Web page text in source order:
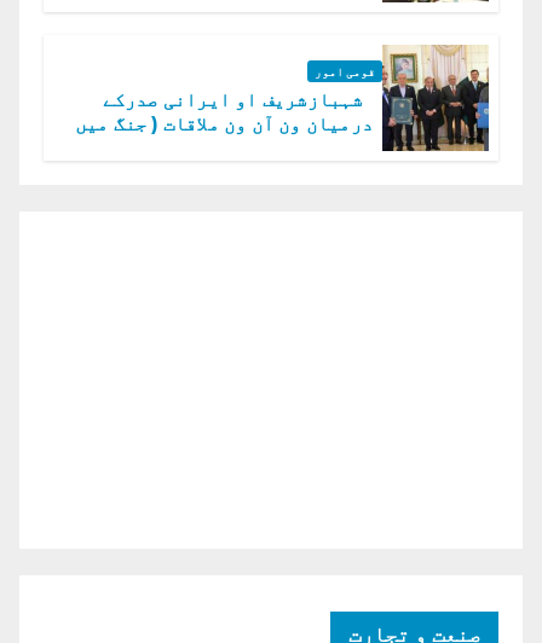
قومی امور
شہبازشریف او ایرانی صدرکے
درمیان ون آن ون ملاقات ( جنگ میں
صنعت و تجارت